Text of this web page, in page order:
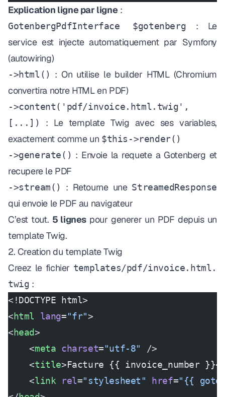
Explication ligne par ligne:
GotenbergPdfInterface $gotenberg : Le
service est injecte automatiquement par Symfony
(autowiring)
->html()
: On utilise le builder HTML (Chromium
convertira notre HTML en PDF)
->content('pdf/invoice.html.twig',
[...])
: Le template Twig avec ses variables,
exactement comme un $this->render()
->generate() : Envoie la requete a Gotenberg et
recupere le PDF
->stream() : Retourne une StreamedResponse
qui envoie le PDF au navigateur
C’est tout. 5 lignes pour generer un PDF depuis un
template Twig.
2. Creation du template Twig
Creez le fichier templates/pdf/invoice.html.
twig :
<!DOCTYPE html>
<html lang="fr">
<head>
    <
meta charset="utf-8"
/>
    <
title>Facture {{ invoice_number
    <
link rel="stylesheet" href="{{